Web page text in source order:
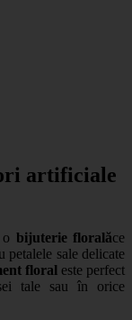
artificiale
bijuterie floralăce
petalele sale delicate
floral este perfect
tale sau în orice